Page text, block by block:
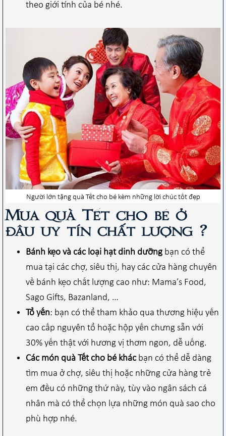
theo giới tính của bé nhé.
Người lớn tặng quà Tết cho bé kèm những lời chúc tốt đẹp
Mua quà Tết cho bé ở
đâu uy tín chất lượng ?
Bánh kẹo và các loại hạt dinh dưỡng bạn có thể
mua tại các chợ, siêu thị, hay các cửa hàng chuyên
về bánh kẹo chất lượng cao như: Mama’s Food,
Sago Gifts, Bazanland, …
Tổ yến: bạn có thể tham khảo qua thương hiệu yến
cao cấp nguyên tổ hoặc hộp yến chưng sẵn với
30% yến thật với hương vị thơm ngon, dễ uống.
Các món quà Tết cho bé khácbạn có thể dễ dàng
tìm mua ở chợ, siêu thị hoặc những cửa hàng trẻ
em đều có những thứ này, tùy vào ngân sách cá
nhân mà có thể chọn lựa những món quà sao cho
phù hợp nhé.